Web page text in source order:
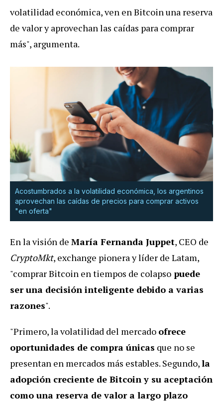
volatilidad económica, ven en Bitcoin una reserva
de valor y aprovechan las caídas para comprar
más", argumenta.
Acostumbrados a la volatilidad económica, los argentinos
aprovechan las caídas de precios para comprar activos
"en oferta"
En la visión de María Fernanda Juppet, CEO de
CryptoMkt, exchange pionera y líder de Latam,
"comprar Bitcoin en tiempos de colapso puede
ser una decisión inteligente debido a varias
razones".
"Primero, la volatilidad del mercado ofrece
oportunidades de compra únicas que no se
presentan en mercados más estables. Segundo,la
adopción creciente de Bitcoin y su aceptación
como una reserva de valor a largo plazo